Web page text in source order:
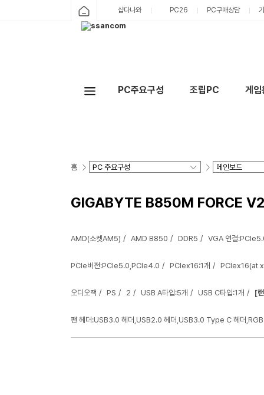
샵다나와 PC26 PC구매상담
PC주요구성 조립PC 게
홈
GIGABYTE B850M FORCE V2
AMD(소켓AM5) AMD B850 DDR5 VGA 연결
PCIe버전:PCIe5.0,PCIe4.0 PCIex16:1개 PCIex16(at
오디오잭 PS 2 USB A타입:5개 USB C타입:1개 [
팬 헤더:USB3.0 헤더,USB2.0 헤더,USB3.0 Type C 헤더